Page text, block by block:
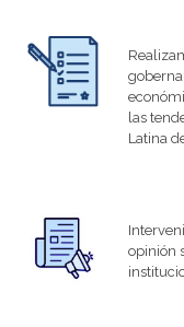
las
Latina
opinión